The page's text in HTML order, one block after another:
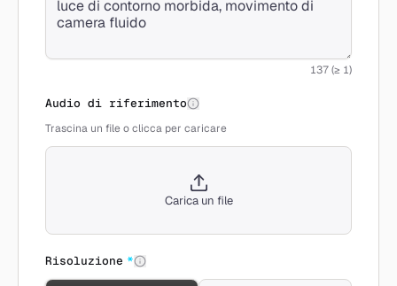
137 (≥ 1)
Audio di riferimento
Trascina un file o clicca per caricare
Carica un file
Risoluzione *